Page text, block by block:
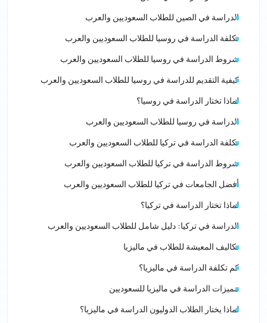
الدراسة في الصين للطلاب السعوديين والعرب
تكلفة الدراسة في روسيا للطلاب السعوديين والعرب
شروط الدراسة في روسيا للطلاب السعوديين والعرب
كيفية التقديم للدراسة في روسيا للطلاب السعوديين والعرب
لماذا تختار الدراسة في روسيا؟
الدراسة في روسيا للطلاب السعوديين والعرب
تكلفة الدراسة في تركيا للطلاب السعوديين والعرب
شروط الدراسة في تركيا للطلاب السعوديين والعرب
أفضل الجامعات في تركيا للطلاب السعوديين والعرب
لماذا تختار الدراسة في تركيا؟
الدراسة في تركيا: دليل شامل للطلاب السعوديين والعرب
تكاليف المعيشة للطلاب في ماليزيا
كم تكلفة الدراسة في ماليزيا؟
مميزات الدراسة في ماليزيا للسعوديين
لماذا يختار الطلاب الدوليون الدراسة في ماليزيا؟